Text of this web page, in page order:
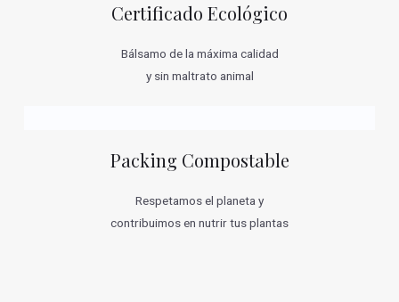
Certificado Ecológico
Bálsamo de la máxima calidad
y sin maltrato animal
Packing Compostable
Respetamos el planeta y
contribuimos en nutrir tus plantas